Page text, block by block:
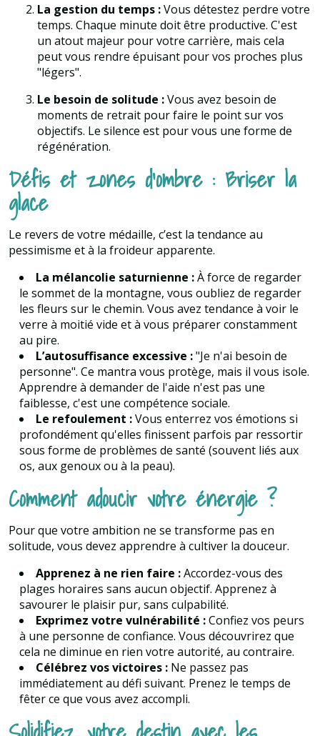
La gestion du temps :Vous détestez perdre votre
temps. Chaque minute doit être productive. C'est
un atout majeur pour votre carrière, mais cela
peut vous rendre épuisant pour vos proches plus
"légers".
Le besoin de solitude :Vous avez besoin de
moments de retrait pour faire le point sur vos
objectifs. Le silence est pour vous une forme de
régénération.
Défis et zones d'ombre : Briser la
glace
Le revers de votre médaille, c’est la tendance au
pessimisme et à la froideur apparente.
La mélancolie saturnienne :À force de regarder
le sommet de la montagne, vous oubliez de regarder
les fleurs sur le chemin. Vous avez tendance à voir le
verre à moitié vide et à vous préparer constamment
au pire.
L’autosuffisance excessive :"Je n'ai besoin de
personne". Ce mantra vous protège, mais il vous isole.
Apprendre à demander de l'aide n'est pas une
faiblesse, c'est une compétence sociale.
Le refoulement :Vous enterrez vos émotions si
profondément qu'elles finissent parfois par ressortir
sous forme de problèmes de santé (souvent liés aux
os, aux genoux ou à la peau).
Comment adoucir votre énergie ?
Pour que votre ambition ne se transforme pas en
solitude, vous devez apprendre à cultiver la douceur.
Apprenez à ne rien faire :Accordez-vous des
plages horaires sans aucun objectif. Apprenez à
savourer le plaisir pur, sans culpabilité.
Exprimez votre vulnérabilité :Confiez vos peurs
à une personne de confiance. Vous découvrirez que
cela ne diminue en rien votre autorité, au contraire.
Célébrez vos victoires : Ne passez pas
immédiatement au défi suivant. Prenez le temps de
fêter ce que vous avez accompli.